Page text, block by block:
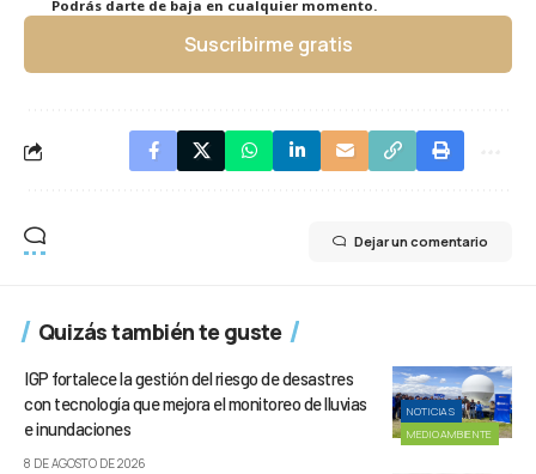
Podrás darte de baja en cualquier momento.
Suscribirme gratis
Dejar un comentario
Quizás también te guste
NOTICIAS
MEDIOAMBIENTE
IGP fortalece la gestión del riesgo de desastres
con tecnología que mejora el monitoreo de lluvias
e inundaciones
8 DE AGOSTO DE 2026